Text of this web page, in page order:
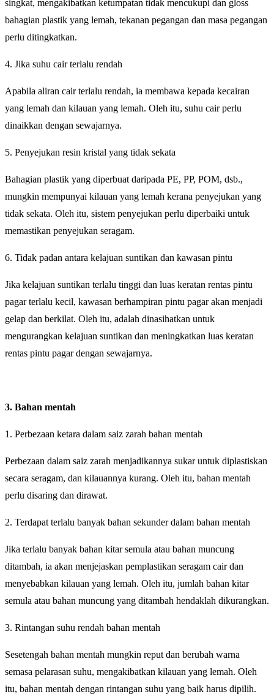
singkat, mengakibatkan ketumpatan tidak mencukupi dan gloss
bahagian plastik yang lemah, tekanan pegangan dan masa pegangan
perlu ditingkatkan.
4. Jika suhu cair terlalu rendah
Apabila aliran cair terlalu rendah, ia membawa kepada kecairan
yang lemah dan kilauan yang lemah. Oleh itu, suhu cair perlu
dinaikkan dengan sewajarnya.
5. Penyejukan resin kristal yang tidak sekata
Bahagian plastik yang diperbuat daripada PE, PP, POM, dsb.,
mungkin mempunyai kilauan yang lemah kerana penyejukan yang
tidak sekata. Oleh itu, sistem penyejukan perlu diperbaiki untuk
memastikan penyejukan seragam.
6. Tidak padan antara kelajuan suntikan dan kawasan pintu
Jika kelajuan suntikan terlalu tinggi dan luas keratan rentas pintu
pagar terlalu kecil, kawasan berhampiran pintu pagar akan menjadi
gelap dan berkilat. Oleh itu, adalah dinasihatkan untuk
mengurangkan kelajuan suntikan dan meningkatkan luas keratan
rentas pintu pagar dengan sewajarnya.
3. Bahan mentah
1. Perbezaan ketara dalam saiz zarah bahan mentah
Perbezaan dalam saiz zarah menjadikannya sukar untuk diplastiskan
secara seragam, dan kilauannya kurang. Oleh itu, bahan mentah
perlu disaring dan dirawat.
2. Terdapat terlalu banyak bahan sekunder dalam bahan mentah
Jika terlalu banyak bahan kitar semula atau bahan muncung
ditambah, ia akan menjejaskan pemplastikan seragam cair dan
menyebabkan kilauan yang lemah. Oleh itu, jumlah bahan kitar
semula atau bahan muncung yang ditambah hendaklah dikurangkan.
3. Rintangan suhu rendah bahan mentah
Sesetengah bahan mentah mungkin reput dan berubah warna
semasa pelarasan suhu, mengakibatkan kilauan yang lemah. Oleh
itu, bahan mentah dengan rintangan suhu yang baik harus dipilih.